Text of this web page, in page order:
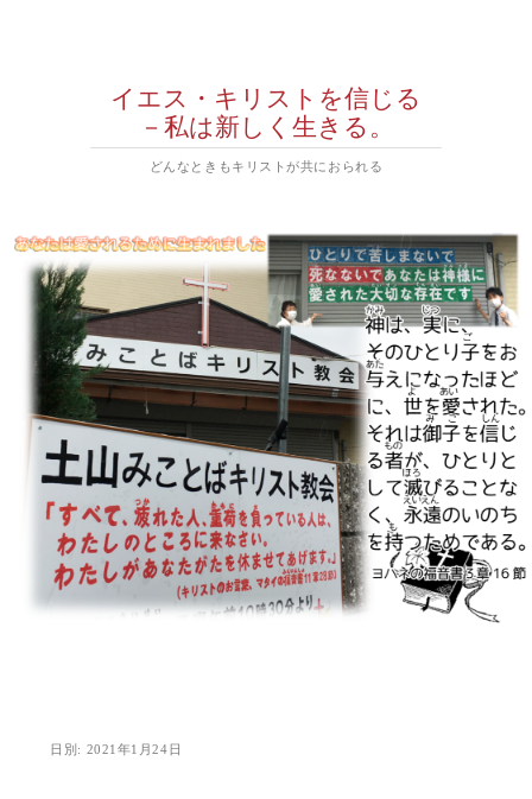
イエス・キリストを信じる
－私は新しく生きる。
どんなときもキリストが共におられる
日別: 2021年1月24日